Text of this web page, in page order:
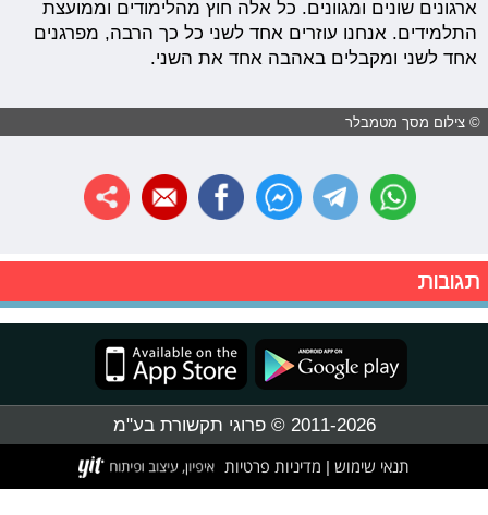
ארגונים שונים ומגוונים. כל אלה חוץ מהלימודים וממועצת
התלמידים. אנחנו עוזרים אחד לשני כל כך הרבה, מפרגנים
אחד לשני ומקבלים באהבה אחד את השני.
© צילום מסך מטמבלר
תגובות
2011-2026 © פרוגי תקשורת בע"מ
תנאי שימוש מדיניות פרטיות